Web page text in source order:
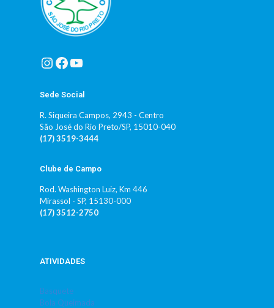
Sede Social
R. Siqueira Campos, 2943 - Centro
São José do Rio Preto/SP, 15010-040
(17) 3519-3444
Clube de Campo
Rod. Washington Luiz, Km 446
Mirassol - SP, 15130-000
(17) 3512-2750
ATIVIDADES
Basquete
Bola Queimada